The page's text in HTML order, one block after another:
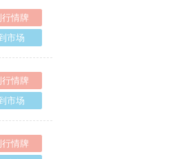
情牌
市场
情牌
市场
情牌